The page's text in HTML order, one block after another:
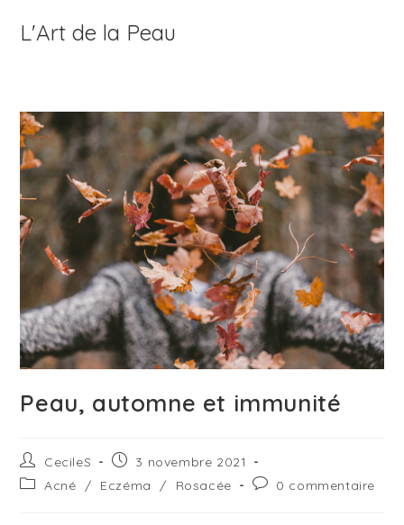
L'Art de la Peau
Peau, automne et immunité
Auteur/autrice
de
la
CecileS
Publication
publiée :
3 novembre 2021
PostAcné / Eczéma / Rosacée
Commentaires
0 commentaire